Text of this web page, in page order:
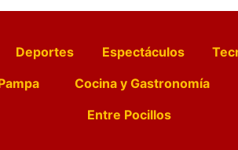
Deportes Espectáculos
Cocina y Gastronomía
Entre Pocillos